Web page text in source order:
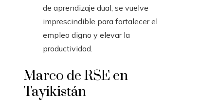
de aprendizaje dual, se vuelve
imprescindible para fortalecer el
empleo digno y elevar la
productividad.
Marco de RSE en
Tayikistán